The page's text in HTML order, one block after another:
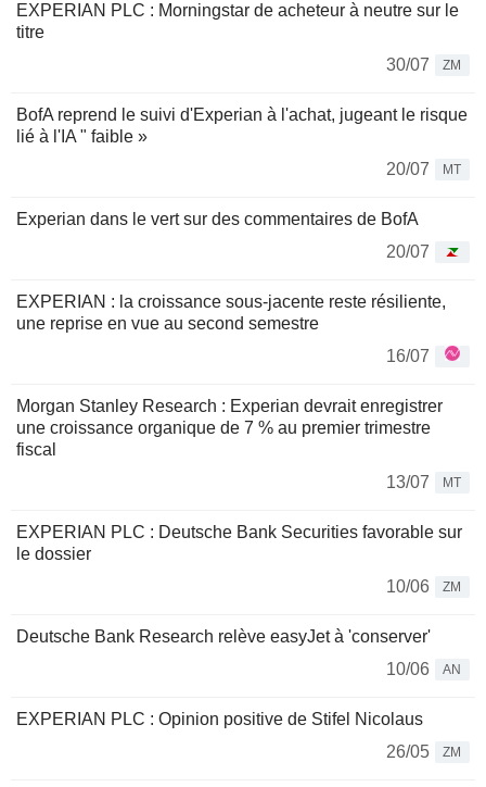
EXPERIAN PLC : Morningstar de acheteur à neutre sur le
titre
30/07
ZM
BofA reprend le suivi d'Experian à l'achat, jugeant le risque
lié à l'IA " faible »
20/07
MT
Experian dans le vert sur des commentaires de BofA
20/07
EXPERIAN : la croissance sous-jacente reste résiliente,
une reprise en vue au second semestre
16/07
Morgan Stanley Research : Experian devrait enregistrer
une croissance organique de 7 % au premier trimestre
fiscal
13/07
MT
EXPERIAN PLC : Deutsche Bank Securities favorable sur
le dossier
10/06
ZM
Deutsche Bank Research relève easyJet à 'conserver'
10/06
AN
EXPERIAN PLC : Opinion positive de Stifel Nicolaus
26/05
ZM